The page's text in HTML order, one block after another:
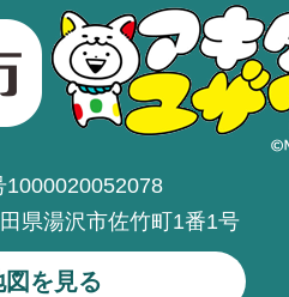
1000020052078
県湯沢市佐竹町1番1号
図を見る